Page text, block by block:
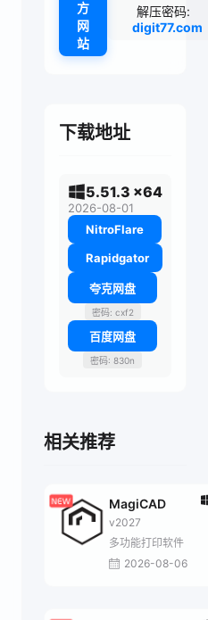
方
网
站
解压密码:
digit77.com
下载地址
5.51.3 x64
2026-08-01
NitroFlare
Rapidgator
夸克网盘
密码: cxf2
百度网盘
密码: 830n
相关推荐
MagiCAD
v2027
多功能打印软件
2026-08-06